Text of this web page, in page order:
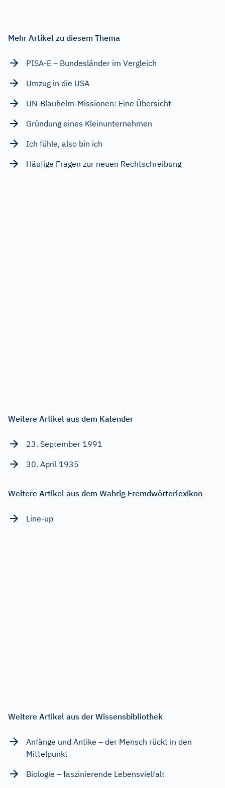
Mehr Artikel zu diesem Thema
PISA-E – Bundesländer im Vergleich
Umzug in die USA
UN-Blauhelm-Missionen: Eine Übersicht
Gründung eines Kleinunternehmen
Ich fühle, also bin ich
Häufige Fragen zur neuen Rechtschreibung
Weitere Artikel aus dem Kalender
23. September 1991
30. April 1935
Weitere Artikel aus dem Wahrig Fremdwörterlexikon
Line-up
Weitere Artikel aus der Wissensbibliothek
Anfänge und Antike – der Mensch rückt in den
Mittelpunkt
Biologie – faszinierende Lebensvielfalt